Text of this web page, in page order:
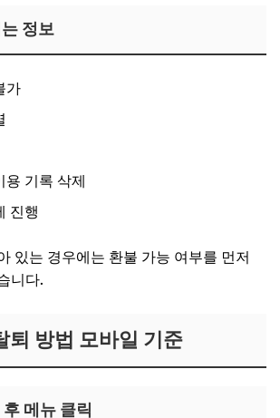
정보
가
용 기록 삭제
진행
있는 경우에는 환불 가능 여부를 먼저
니다.
퇴 방법 모바일 기준
메뉴 클릭